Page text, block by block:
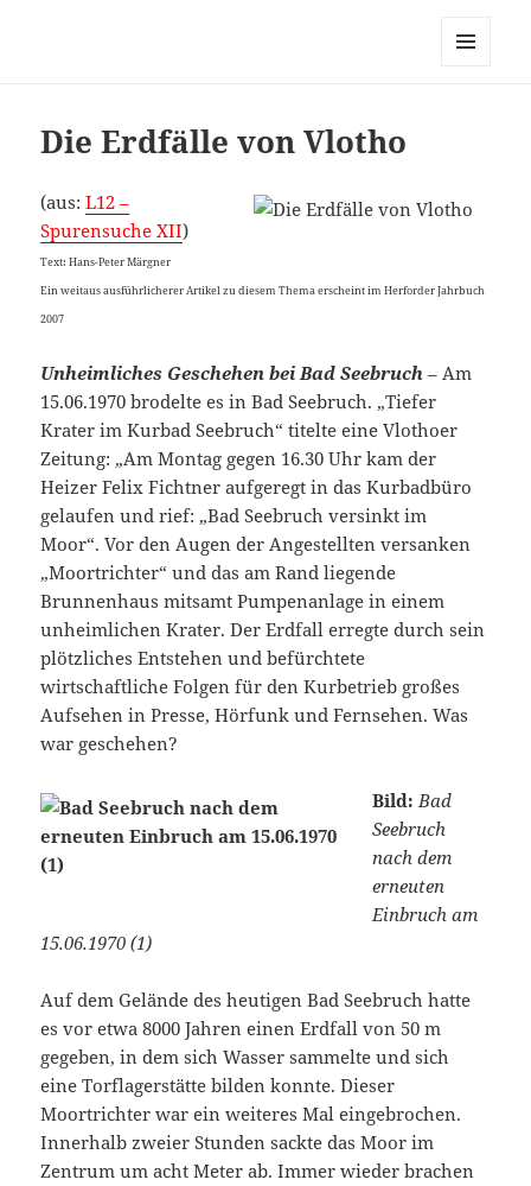
Die Erdfälle von Vlotho
(aus:L12 –
Spurensuche XII)
Text: Hans-Peter Märgner
Ein weitaus ausführlicherer Artikel zu diesem Thema erscheint im Herforder Jahrbuch
2007
Unheimliches Geschehen bei Bad Seebruch– Am
15.06.1970 brodelte es in Bad Seebruch. „Tiefer
Krater im Kurbad Seebruch“ titelte eine Vlothoer
Zeitung: „Am Montag gegen 16.30 Uhr kam der
Heizer Felix Fichtner aufgeregt in das Kurbadbüro
gelaufen und rief: „Bad Seebruch versinkt im
Moor“. Vor den Augen der Angestellten versanken
„Moortrichter“ und das am Rand liegende
Brunnenhaus mitsamt Pumpenanlage in einem
unheimlichen Krater. Der Erdfall erregte durch sein
plötzliches Entstehen und befürchtete
wirtschaftliche Folgen für den Kurbetrieb großes
Aufsehen in Presse, Hörfunk und Fernsehen. Was
war geschehen?
Bild:Bad
Seebruch
nach dem
erneuten
Einbruch am
15.06.1970 (1)
Auf dem Gelände des heutigen Bad Seebruch hatte
es vor etwa 8000 Jahren einen Erdfall von 50 m
gegeben, in dem sich Wasser sammelte und sich
eine Torflagerstätte bilden konnte. Dieser
Moortrichter war ein weiteres Mal eingebrochen.
Innerhalb zweier Stunden sackte das Moor im
Zentrum um acht Meter ab. Immer wieder brachen